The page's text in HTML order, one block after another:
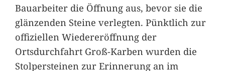
Bauarbeiter die Öffnung aus, bevor sie die
glänzenden Steine verlegten. Pünktlich zur
offiziellen Wiedereröffnung der
Ortsdurchfahrt Groß-Karben wurden die
Stolpersteinen zur Erinnerung an im